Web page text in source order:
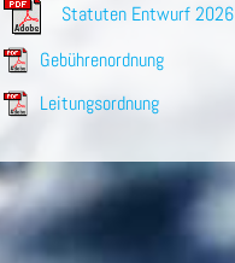
Statuten Entwurf 2026
Gebührenordnung
Leitungsordnung